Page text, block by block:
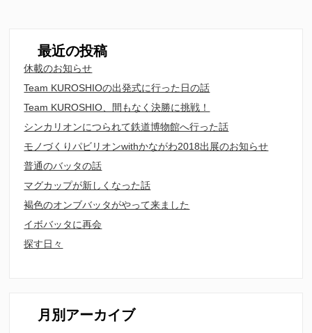
最近の投稿
休載のお知らせ
Team KUROSHIOの出発式に行った日の話
Team KUROSHIO、間もなく決勝に挑戦！
シンカリオンにつられて鉄道博物館へ行った話
モノづくりパビリオンwithかながわ2018出展のお知らせ
普通のバッタの話
マグカップが新しくなった話
褐色のオンブバッタがやって来ました
イボバッタに再会
探す日々
月別アーカイブ